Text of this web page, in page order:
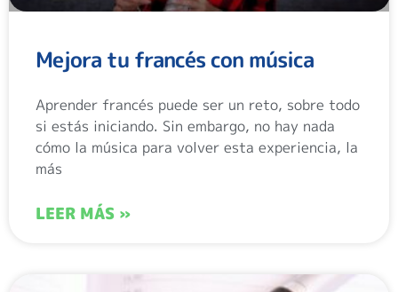
Mejora tu francés con música
Aprender francés puede ser un reto, sobre todo
si estás iniciando. Sin embargo, no hay nada
cómo la música para volver esta experiencia, la
más
LEER MÁS »